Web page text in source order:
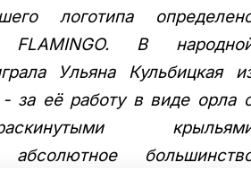
логотипа
FLAMINGO. В
Ульяна Кульбицкая
за её работу в виде орла
абсолютное